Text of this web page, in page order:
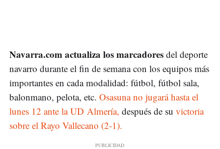
Navarra.com actualiza los marcadores del deporte
navarro durante el fin de semana con los equipos más
importantes en cada modalidad: fútbol, fútbol sala,
balonmano, pelota, etc. Osasuna no jugará hasta el
lunes 12 ante la UD Almería, después de su victoria
sobre el Rayo Vallecano (2-1).